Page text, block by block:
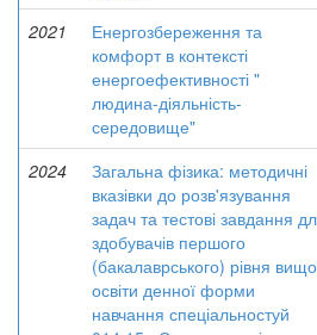
2021
Енергозбереження та
комфорт в контексті
енергоефективності "
людина-діяльність-
середовище"
2024
Загальна фізика: методичні
вказівки до розв'язування
задач та тестові завдання
здобувачів першого
(бакалаврського) рівня
освіти денної форми
навчання спеціальностуй